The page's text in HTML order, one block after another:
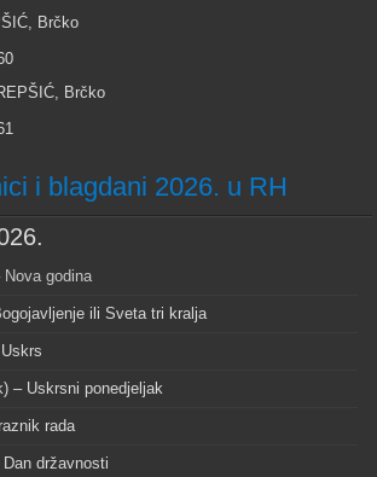
Brčko
Brčko
i blagdani 2026. u RH
Nova godina
ili Sveta tri kralja
– Uskrsni ponedjeljak
rada
državnosti